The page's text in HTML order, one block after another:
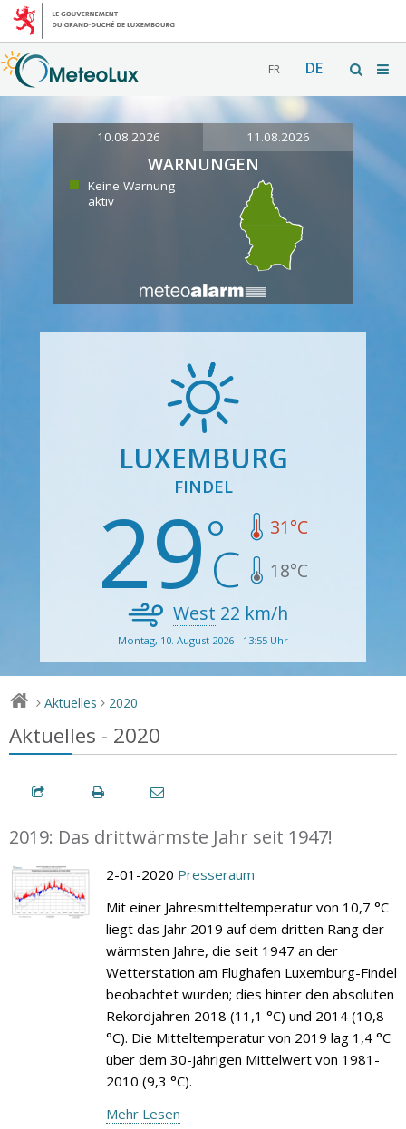
FR DE
10.08.2026 11.08.2026
WARNUNGEN
Keine Warnung
aktiv
LUXEMBURG
FINDEL
29 31°C
18°C
West 22 km/h
Montag, 10. August 2026 - 13:55 Uhr
> Aktuelles > 2020
Aktuelles - 2020
2019: Das drittwärmste Jahr seit 1947!
2-01-2020 Presseraum
Mit einer Jahresmitteltemperatur von 10,7 °C
liegt das Jahr 2019 auf dem dritten Rang der
wärmsten Jahre, die seit 1947 an der
Wetterstation am Flughafen Luxemburg-Findel
beobachtet wurden; dies hinter den absoluten
Rekordjahren 2018 (11,1 °C) und 2014 (10,8
°C). Die Mitteltemperatur von 2019 lag 1,4 °C
über dem 30-jährigen Mittelwert von 1981-
2010 (9,3 °C).
Mehr Lesen